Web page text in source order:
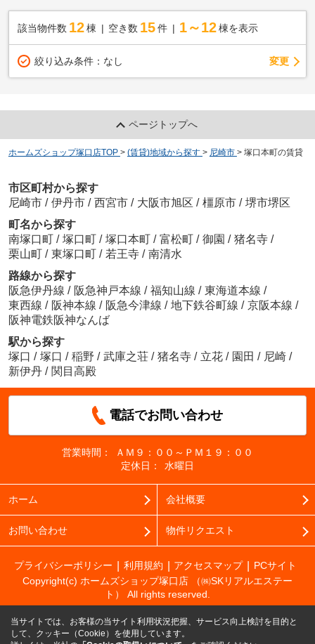
該当物件数 12棟 空き数 15 件 1～12 棟を表示
絞り込み条件： なし 変更
ページトップへ
ホームズショップ塚口店TOP > (賃貸)地域から探す > 尼崎市 > 塚口本町の賃貸
市区町村から探す
尼崎市 / 伊丹市 / 西宮市 / 大阪市旭区 / 橿原市 / 堺市堺区
町名から探す
南塚口町 / 塚口町 / 塚口本町 / 富松町 / 御園 / 猪名寺 /
栗山町 / 東塚口町 / 若王寺 / 南清水
路線から探す
阪急伊丹線 / 阪急神戸本線 / 福知山線 / 東海道本線 /
東西線 / 阪神本線 / 阪急今津線 / 地下鉄谷町線 / 京阪本線 /
阪神電鉄阪神なんば
駅から探す
塚口 / 塚口 / 稲野 / 武庫之荘 / 猪名寺 / 立花 / 園田 / 尼崎 /
新伊丹 / 関目高殿
電話でお問い合わせ
営業時間：
ＡＭ９：００～ＰＭ１９：００
定休日：
水曜日
ホーム 会社概要
お問い合わせ 物件リクエスト
プライバシーポリシー 利用規約 アクセスマップ
PCサイト
Copyright(c) ホームズショップ塚口店 （㈱SKリアルエステー
ト） All rights reserved.
当サイトでは、お客様の当サイト利用状況把握、サービス向上検討を目的と
して、クッキー（Cookie）を使用しています。